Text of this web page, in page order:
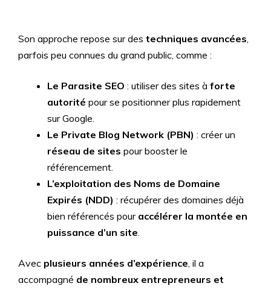
Son approche repose sur des techniques avancées,
parfois peu connues du grand public, comme :
Le Parasite SEO : utiliser des sites à forte
autorité pour se positionner plus rapidement
sur Google.
Le Private Blog Network (PBN) : créer un
réseau de sites pour booster le
référencement.
L’exploitation des Noms de Domaine
Expirés (NDD) : récupérer des domaines déjà
bien référencés pour accélérer la montée en
puissance d’un site.
Avec plusieurs années d’expérience, il a
accompagné de nombreux entrepreneurs et